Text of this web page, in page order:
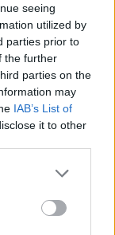
seeing
utilized by
parties prior to
the further
parties on the
may
IAB’s List of
it to other